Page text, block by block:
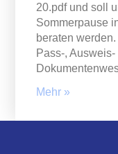
20.pdf und soll
Sommerpause
beraten
Pass-,
Mehr »